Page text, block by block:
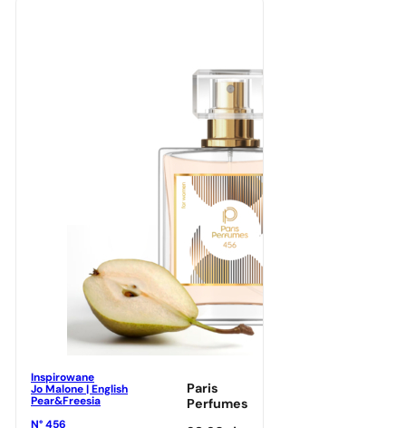
Inspirowane
Jo Malone | English
Pear&Freesia
N° 456
Paris
Perfumes